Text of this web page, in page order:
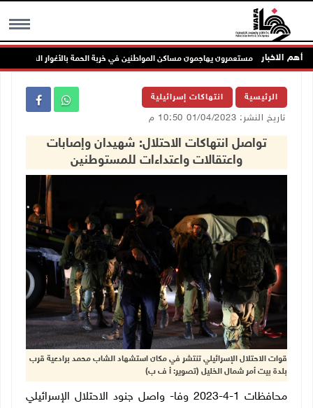
MENU أهم الاخبارمستعمرون يهاجمون مساكن المواطنين في خربة الحمة بالأغوار الشمالية
الرئيسية انتهاكات إسرائيلية
تاريخ النشر: 01/04/2023 10:50 م
تواصل انتهاكات الاحتلال: شهيدان وإصابات
واعتقالات واعتداءات للمستوطنين
قوات الاحتلال الإسرائيلي تنتشر في مكان استشهاد الشاب محمد برادعية قرب
بلدة بيت أمر شمال الخليل (تصوير: أ ف ب)
محافظات 1-4-2023 وفا- واصل جنود الاحتلال الإسرائيلي